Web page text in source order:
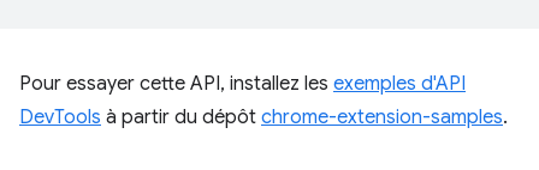
Pour essayer cette API, installez les exemples d'API
DevTools à partir du dépôt chrome-extension-samples.